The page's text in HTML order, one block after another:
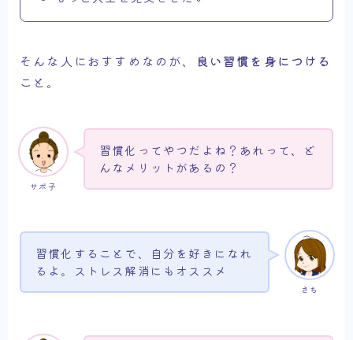
そんな人におすすめなのが、
良い習慣を身につける
こと。
サボ子
習慣化ってやつだよね？あれって、ど
んなメリットがあるの？
さち
習慣化することで、自分を好きになれ
るよ。ストレス解消にもオススメ